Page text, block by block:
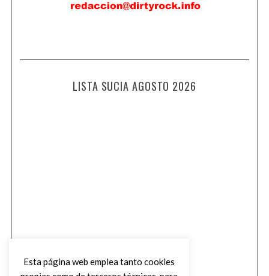
LISTA SUCIA AGOSTO 2026
Esta página web emplea tanto cookies